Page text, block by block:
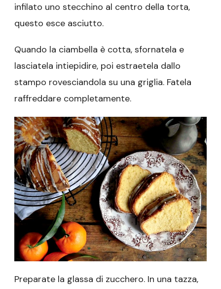
infilato uno stecchino al centro della torta,
questo esce asciutto.
Quando la ciambella è cotta, sfornatela e
lasciatela intiepidire, poi estraetela dallo
stampo rovesciandola su una griglia. Fatela
raffreddare completamente.
Preparate la glassa di zucchero. In una tazza,